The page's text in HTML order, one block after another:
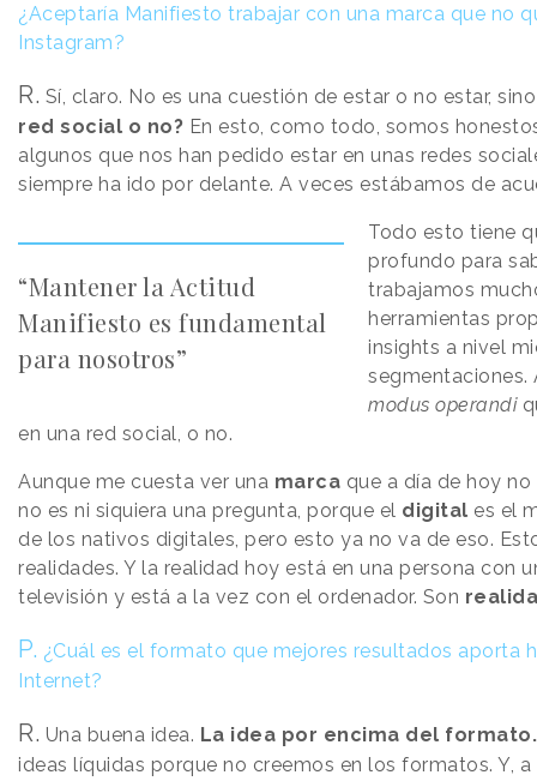
¿Aceptaría Manifiesto trabajar con una marca que no
Instagram?
R. Sí, claro. No es una cuestión de estar o no estar,
red social o no? En esto, como todo, somos
algunos que nos han pedido estar en unas redes
siempre ha ido por delante. A veces estábamos de
“Mantener la Actitud
Manifiesto es fundamental
para nosotros”
Todo esto tiene
profundo para
trabajamos
herramientas
insights a nivel
segmentaciones.
modus operandi
en una red social, o no.
Aunque me cuesta ver una marca que a día de hoy
no es ni siquiera una pregunta, porque el digital es el
de los nativos digitales, pero esto ya no va de eso.
realidades. Y la realidad hoy está en una persona con
televisión y está a la vez con el ordenador. Son
P. ¿Cuál es el formato que mejores resultados aporta
Internet?
R. Una buena idea. La idea por encima del
ideas líquidas porque no creemos en los formatos. Y,